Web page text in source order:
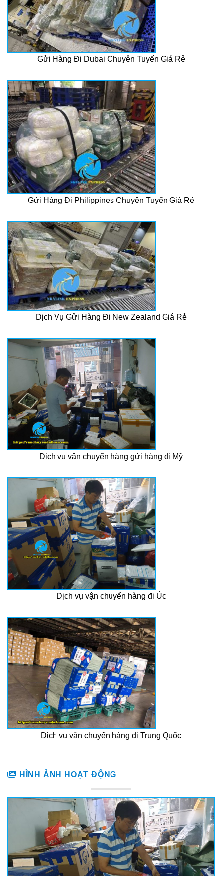
Gửi Hàng Đi Dubai Chuyên Tuyến Giá Rẻ
Gửi Hàng Đi Philippines Chuyên Tuyến Giá Rẻ
Dịch Vụ Gửi Hàng Đi New Zealand Giá Rẻ
Dịch vụ vận chuyển hàng gửi hàng đi Mỹ
Dịch vụ vận chuyển hàng đi Úc
Dịch vụ vận chuyển hàng đi Trung Quốc
HÌNH ẢNH HOẠT ĐỘNG